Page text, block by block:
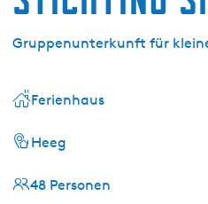
Gruppenunterkunft für
Ferienhaus
Heeg
48 Personen